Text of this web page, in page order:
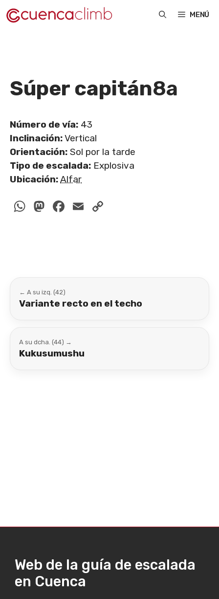
Saltar
al
MENÚ
Súper capitán8a
Número de vía: 43
Inclinación:Vertical
Orientación: Sol por la tarde
Tipo de escalada: Explosiva
Ubicación:Alfar
WhatsApp
Mastodon
Facebook
Email
← A su izq. (42)
Variante recto en el techo
A su dcha. (44) →
Kukusumushu
Web de la guía de escalada
en Cuenca